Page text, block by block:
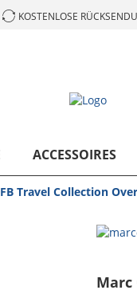
KOSTENLOSE
ACCESSOIRES
Travel Collection
Marc